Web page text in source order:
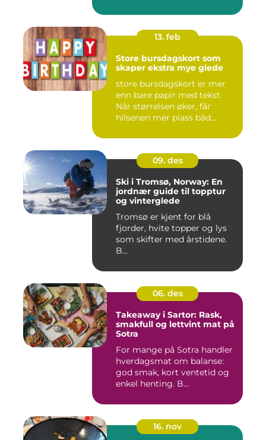
13. feb
Store bursdagskort som
skaper ekstra mye glede
store bursdagskort er mer
enn bare papir med tekst.
Når størrelsen øker, får
hilsenen mer plass båd...
09. des
Ski i Tromsø, Norway: En
jordnær guide til topptur
og vinterglede
Tromsø er kjent for blå
fjorder, hvite topper og lys
som skifter med årstidene.
B...
06. des
Takeaway i Sartor: Rask,
smakfull og lettvint mat på
Sotra
For mange på Sotra handler
hverdagsmat om balanse:
god smak, kort ventetid og
enkel henting. B...
16. nov